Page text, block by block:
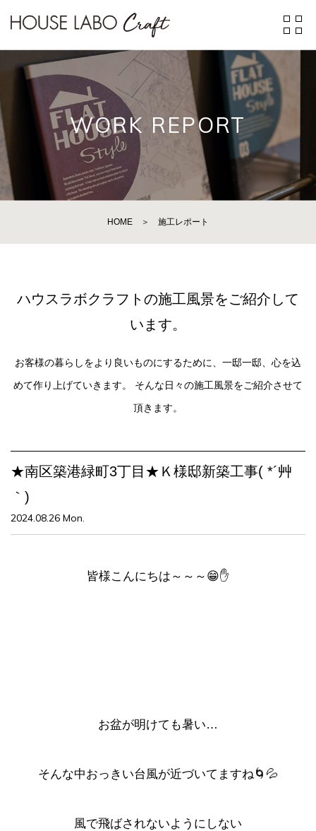
WORK REPORT
HOME ＞ 施工レポート
ハウスラボクラフトの施工風景をご紹介して
います。
お客様の暮らしをより良いものにするために、一邸一邸、心を込
めて作り上げていきます。
そんな日々の施工風景をご紹介させて
頂きます。
★南区築港緑町3丁目★Ｋ様邸新築工事( *´艸
｀)
2024.08.26 Mon.
皆様こんにちは～～～😁✋
お盆が明けても暑い…
そんな中おっきい台風が近づいてますね🌀💦
風で飛ばされないようにしない